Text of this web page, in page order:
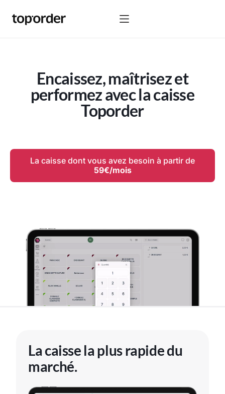
Encaissez, maîtrisez et
performez avec la caisse
Toporder
La caisse dont vous avez besoin à partir de
59€/mois
La caisse la plus rapide du
marché.